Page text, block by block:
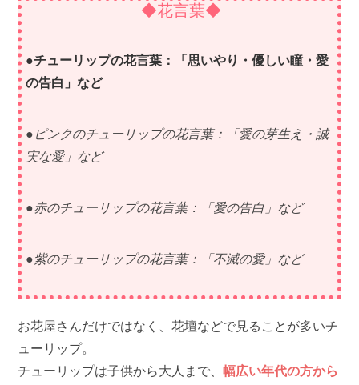
◆花言葉◆
●チューリップの花言葉：「思いやり・優しい瞳・愛
の告白」など
●ピンクのチューリップの花言葉：「愛の芽生え・誠
実な愛」など
●赤のチューリップの花言葉：「愛の告白」など
●紫のチューリップの花言葉：「不滅の愛」など
お花屋さんだけではなく、花壇などで見ることが多いチ
ューリップ。
チューリップは子供から大人まで、幅広い年代の方から